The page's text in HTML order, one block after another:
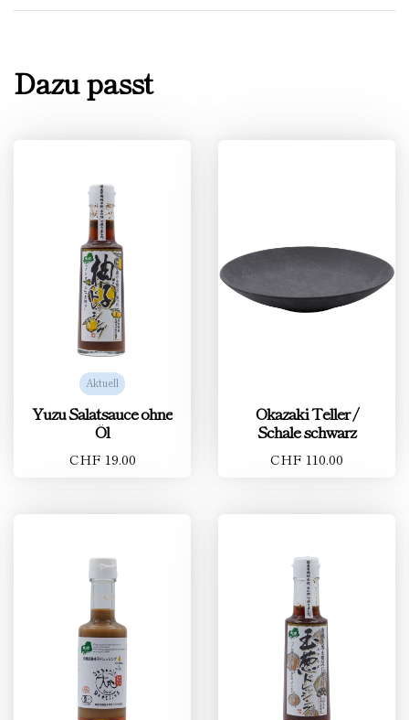
Dazu passt
Aktuell
Yuzu Salatsauce ohne
Öl
CHF 19.00
Okazaki Teller /
Schale schwarz
CHF 110.00